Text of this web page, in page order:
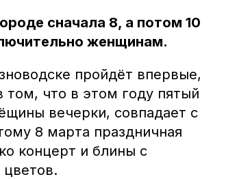
сначала 8, а потом 10
женщинам.
пройдёт впервые,
том, что в этом году пятый
вечерки, совпадает с
8 марта праздничная
концерт и блины с